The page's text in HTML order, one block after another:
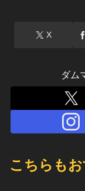
X
ダム
こちらも